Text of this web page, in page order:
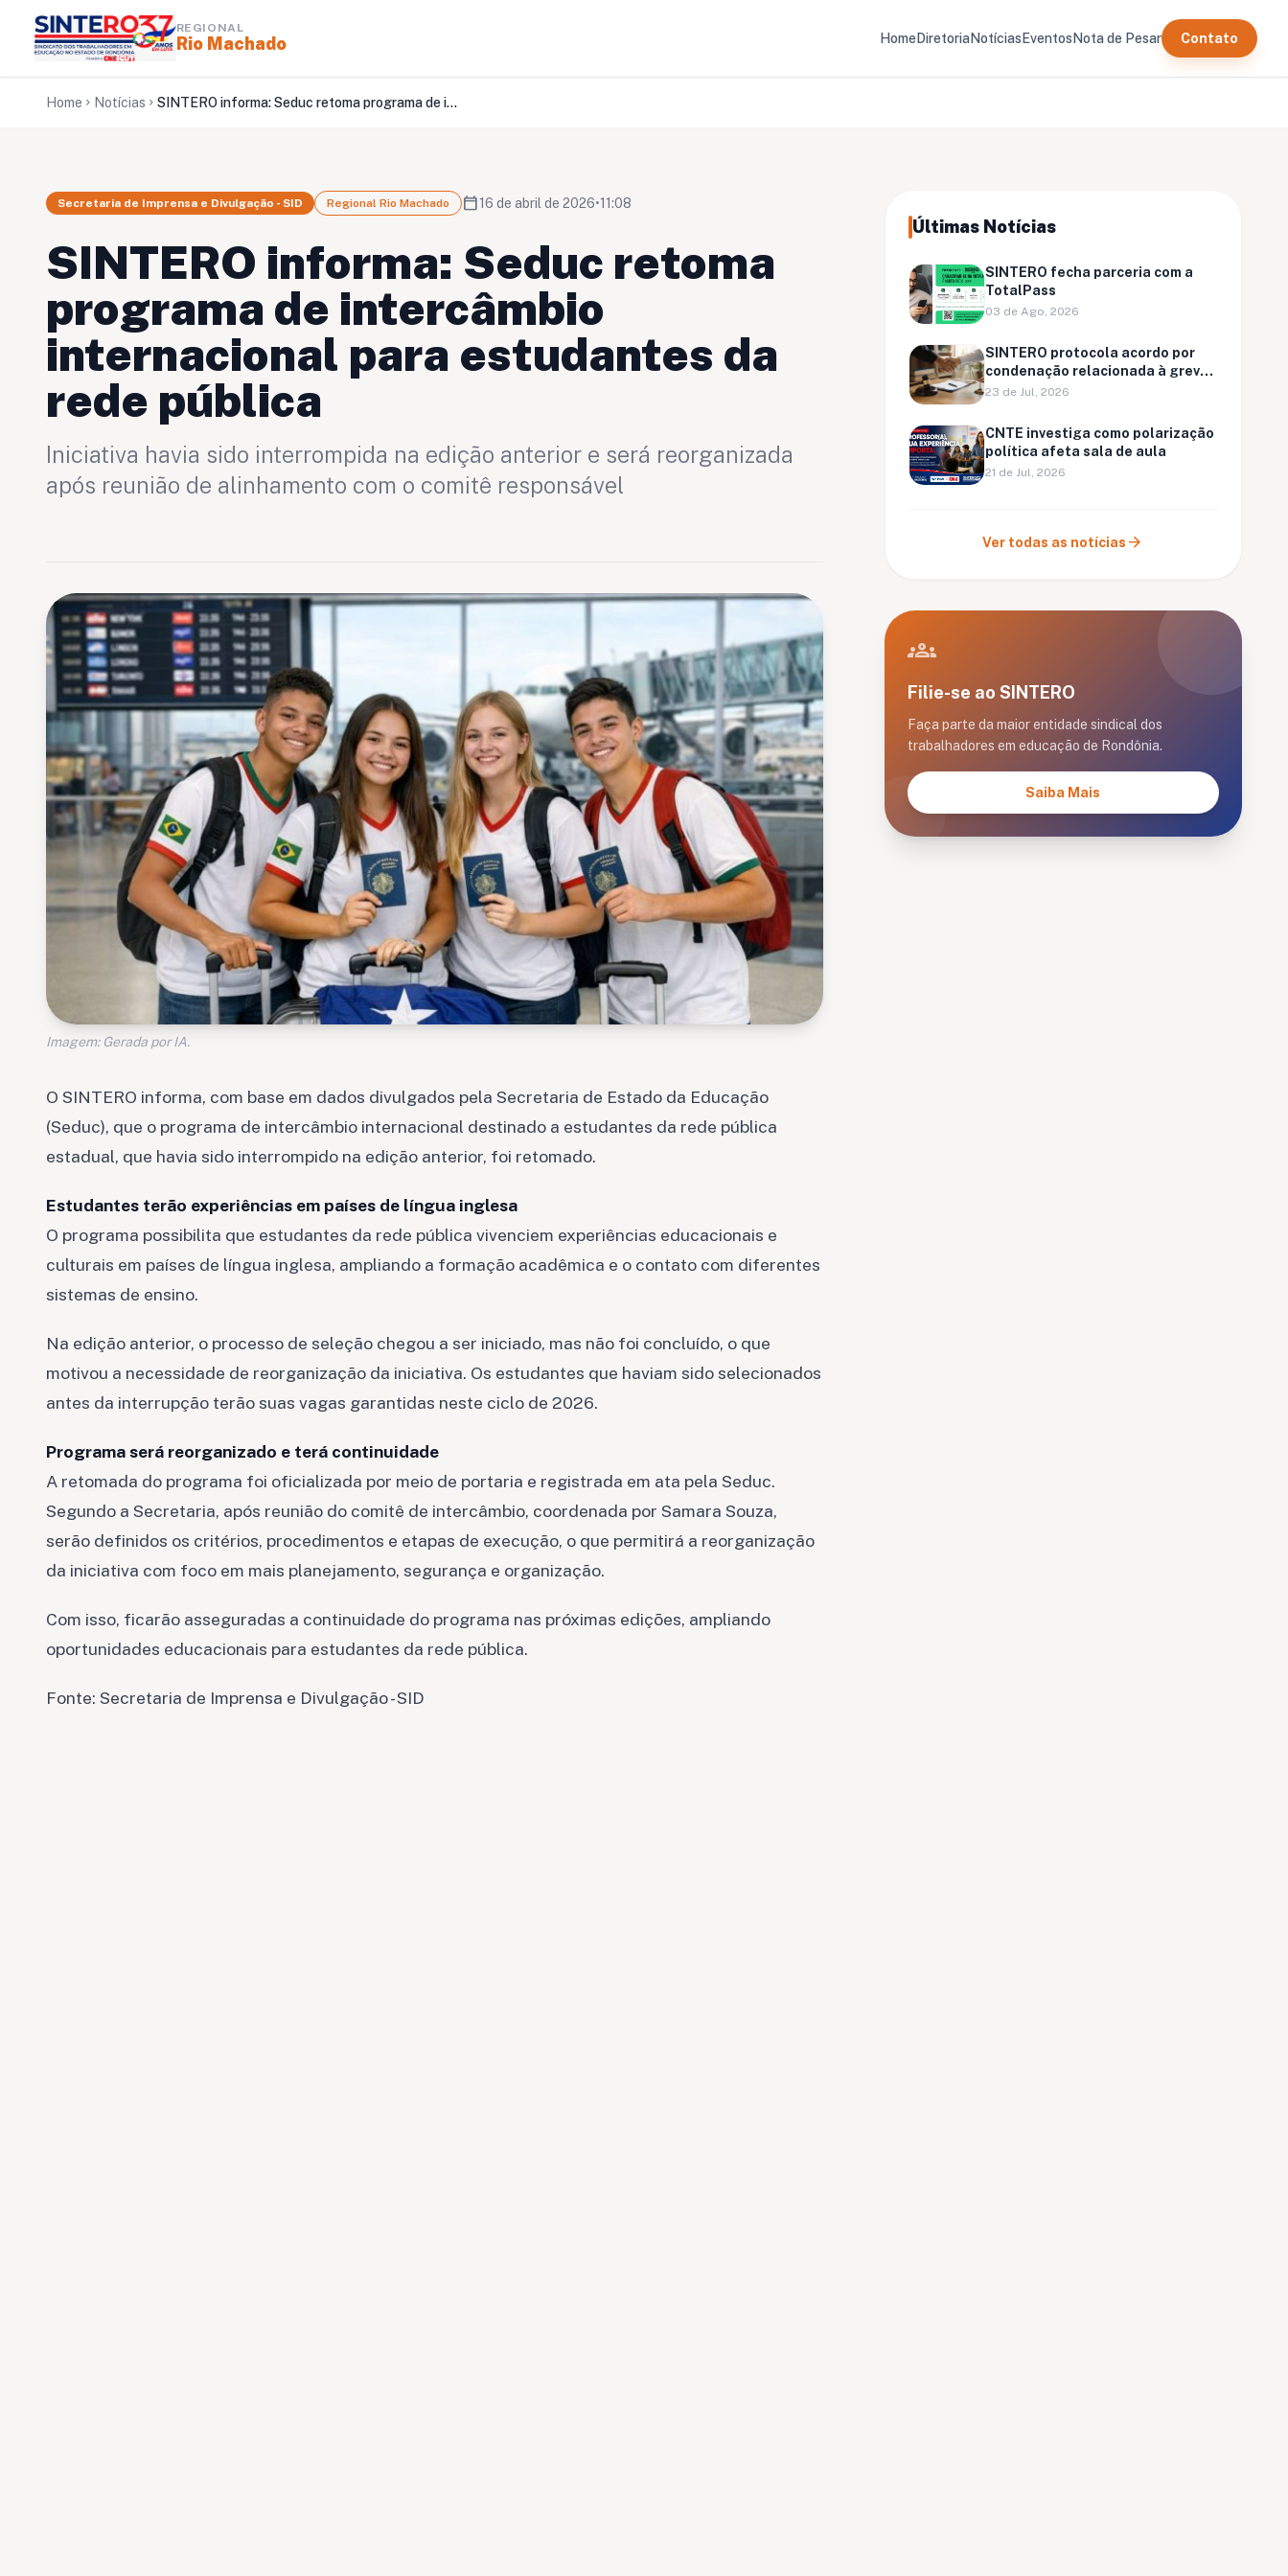
REGIONAL
Rio Machado Home DiretoriaNotícias Eventos Nota de Pesar Contato
Home chevron_right Notícias chevron_right SINTERO informa: Seduc retoma programa de intercâmbio internacional para estudantes da rede pública
Secretaria de Imprensa e Divulgação - SID Regional Rio Machado calendar_today16 de abril de 2026•11:08
SINTERO informa: Seduc retoma
programa de intercâmbio
internacional para estudantes da
rede pública
Iniciativa havia sido interrompida na edição anterior e será reorganizada
após reunião de alinhamento com o comitê responsável
Imagem: Gerada por IA.
O SINTERO informa, com base em dados divulgados pela Secretaria de Estado da Educação
(Seduc), que o programa de intercâmbio internacional destinado a estudantes da rede pública
estadual, que havia sido interrompido na edição anterior, foi retomado.
Estudantes terão experiências em países de língua inglesa
O programa possibilita que estudantes da rede pública vivenciem experiências educacionais e
culturais em países de língua inglesa, ampliando a formação acadêmica e o contato com diferentes
sistemas de ensino.
Na edição anterior, o processo de seleção chegou a ser iniciado, mas não foi concluído, o que
motivou a necessidade de reorganização da iniciativa. Os estudantes que haviam sido selecionados
antes da interrupção terão suas vagas garantidas neste ciclo de 2026.
Programa será reorganizado e terá continuidade
A retomada do programa foi oficializada por meio de portaria e registrada em ata pela Seduc.
Segundo a Secretaria, após reunião do comitê de intercâmbio, coordenada por Samara Souza,
serão definidos os critérios, procedimentos e etapas de execução, o que permitirá a reorganização
da iniciativa com foco em mais planejamento, segurança e organização.
Com isso, ficarão asseguradas a continuidade do programa nas próximas edições, ampliando
oportunidades educacionais para estudantes da rede pública.
Fonte: Secretaria de Imprensa e Divulgação - SID
Últimas Notícias
SINTERO fecha parceria com a
TotalPass
03 de Ago, 2026
SINTERO protocola acordo por
condenação relacionada à greve
de Ariquemes
23 de Jul, 2026
CNTE investiga como polarização
política afeta sala de aula
21 de Jul, 2026
Ver todas as notícias arrow_forward
groups
Filie-se ao SINTERO
Faça parte da maior entidade sindical dos
trabalhadores em educação de Rondônia.
Saiba Mais